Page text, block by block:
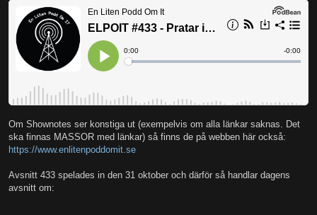
Om Shownotes ser konstiga ut (exempelvis om alla länkar saknas. Det
ska finnas MASSOR med länkar) så finns de på webben här också:
https://www.enlitenpoddomit.se
Avsnitt 433 spelades in den 31 oktober och därför så handlar dagens
avsnitt om: